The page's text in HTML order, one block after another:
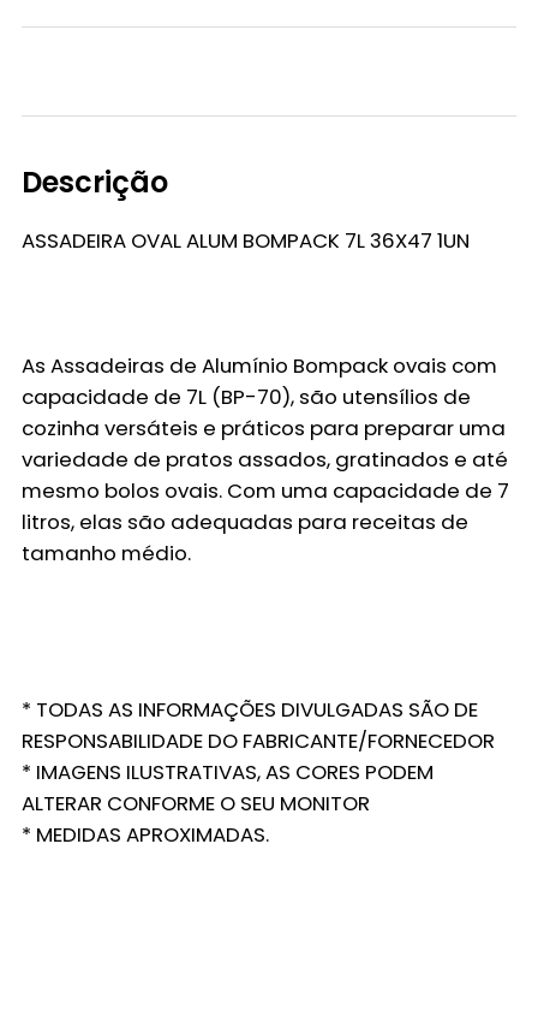
Descrição
ASSADEIRA OVAL ALUM BOMPACK 7L 36X47 1UN
As Assadeiras de Alumínio Bompack ovais com
capacidade de 7L (BP-70), são utensílios de
cozinha versáteis e práticos para preparar uma
variedade de pratos assados, gratinados e até
mesmo bolos ovais. Com uma capacidade de 7
litros, elas são adequadas para receitas de
tamanho médio.
* TODAS AS INFORMAÇÕES DIVULGADAS SÃO DE
RESPONSABILIDADE DO FABRICANTE/FORNECEDOR
* IMAGENS ILUSTRATIVAS, AS CORES PODEM
ALTERAR CONFORME O SEU MONITOR
* MEDIDAS APROXIMADAS.